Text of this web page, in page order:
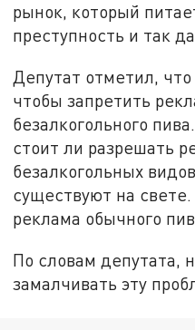
рынок, который
преступность и так
Депутат отметил,
чтобы запретить
безалкогольного
стоит ли разрешать
безалкогольных
существуют на
реклама обычного
По словам депутата,
замалчивать эту